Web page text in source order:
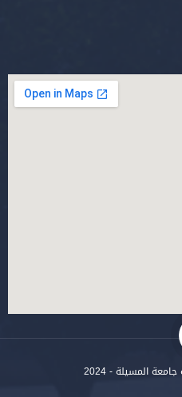
المسيلة - 2024